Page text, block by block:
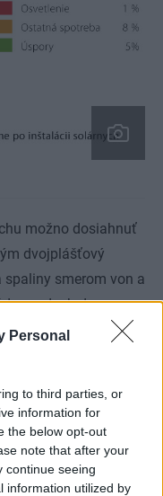
Personal
to third parties, or
information for
the below opt-out
note that after your
continue seeing
information utilized by
možno dosiahnuť
dvojplášťový
smerom von a
vzduch do
bezpečnosti –
v ktorej sa
privádza
z miestnosti je
na odvod
sa s nimi